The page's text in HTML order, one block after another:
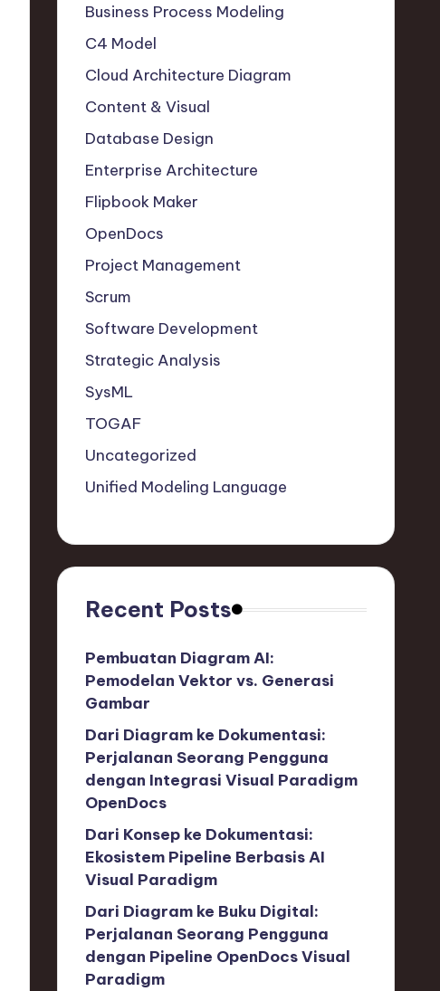
Business Process Modeling
C4 Model
Cloud Architecture Diagram
Content & Visual
Database Design
Enterprise Architecture
Flipbook Maker
OpenDocs
Project Management
Scrum
Software Development
Strategic Analysis
SysML
TOGAF
Uncategorized
Unified Modeling Language
Recent Posts
Pembuatan Diagram AI:
Pemodelan Vektor vs. Generasi
Gambar
Dari Diagram ke Dokumentasi:
Perjalanan Seorang Pengguna
dengan Integrasi Visual Paradigm
OpenDocs
Dari Konsep ke Dokumentasi:
Ekosistem Pipeline Berbasis AI
Visual Paradigm
Dari Diagram ke Buku Digital:
Perjalanan Seorang Pengguna
dengan Pipeline OpenDocs Visual
Paradigm